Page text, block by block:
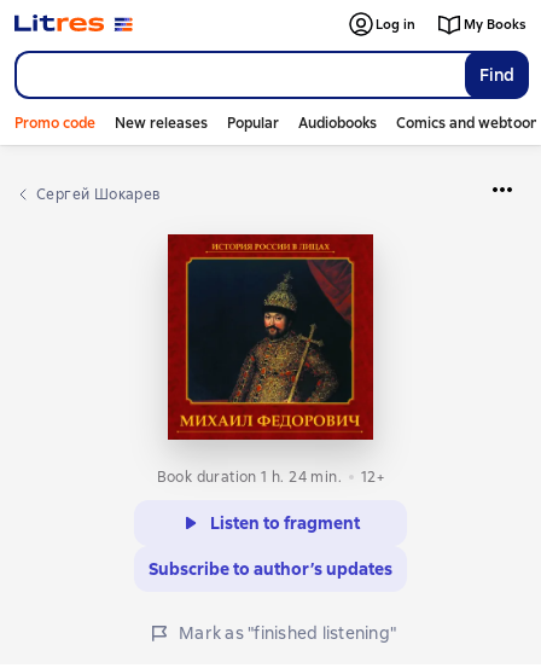
Find
Log in My Books
Promo code New releases Popular Audiobooks Comics and
Сергей Шокарев
Book duration 1 h. 24 min. 12+
Listen to fragment
Subscribe to author’s updates
Mark as "finished listening"